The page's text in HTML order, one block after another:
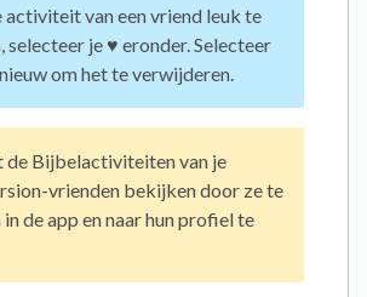
activiteit van een vriend leuk te
selecteer je ♥︎ eronder. Selecteer
om het te verwijderen.
de Bijbelactiviteiten van je
vrienden bekijken door ze te
de app en naar hun profiel te